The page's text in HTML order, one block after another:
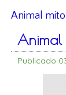
Animal
Publicado